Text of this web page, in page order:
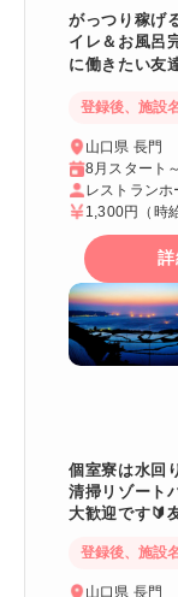
がっつり稼げ
イレ＆お風呂
に働きたい友
食事も安心で
登録後、施設
山口県 長門
8月スタート
レストランホ
1,300円 （時
詳
個室寮は水回
清掃リゾート
大歓迎です🔰
便利です😋
登録後、施設
山口県 長門